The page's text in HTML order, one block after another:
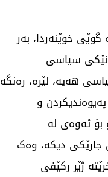
خوێنەردا، بەر
سیاسی
هەیە، لێرە، رەنگە
و
ئەوەی لە
جارێکی دیکە، وەک
ژێر رکێفی